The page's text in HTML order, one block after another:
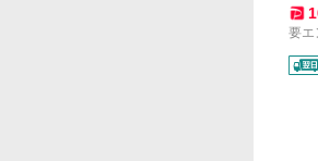
リ
要エ